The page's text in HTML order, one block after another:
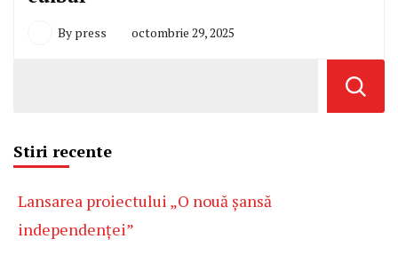
By press octombrie 29, 2025
Stiri recente
Lansarea proiectului „O nouă șansă
independenței”